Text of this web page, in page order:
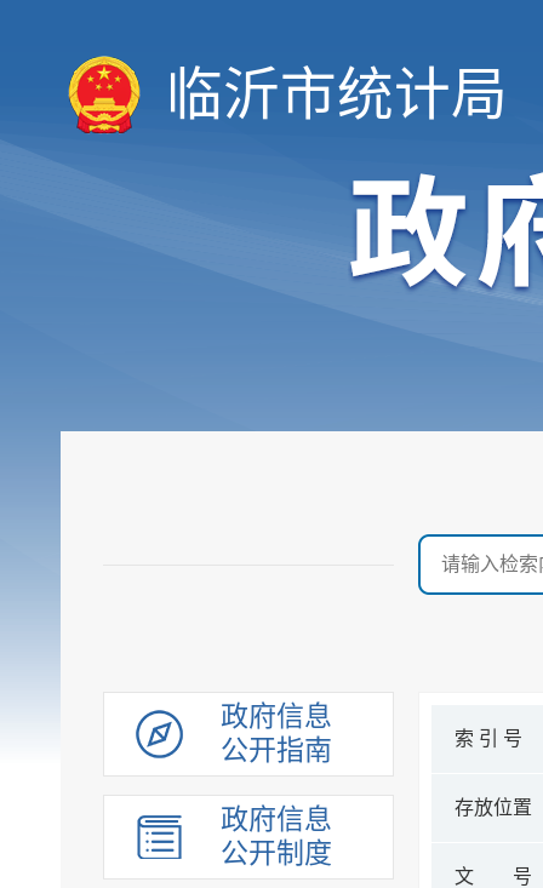
临沂市统计局
政府信息
公开指南
政府信息
公开制度
索 引 号
存放位置
文 号